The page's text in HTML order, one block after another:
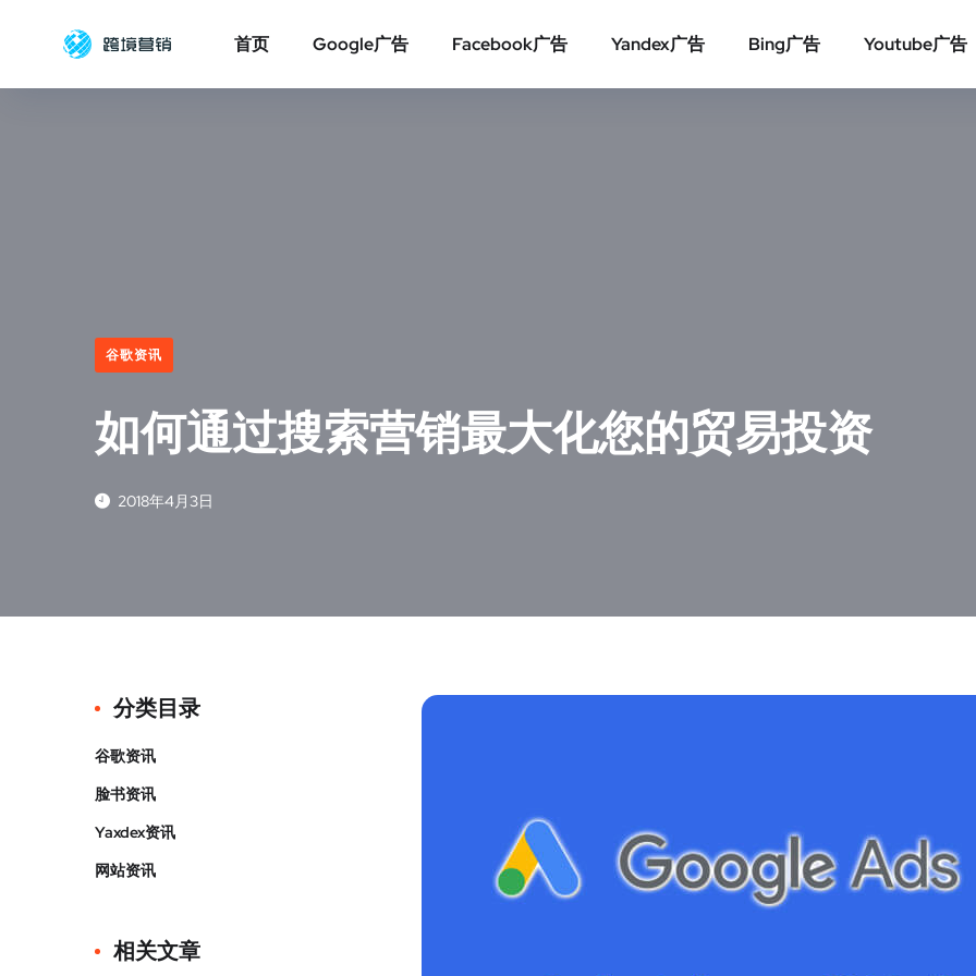
首页 Google广告 Facebook广告 Yandex广告 Bing广告 Youtube广告
谷歌资讯
如何通过搜索营销最大化您的贸易投资
2018年4月3日
分类目录
谷歌资讯
脸书资讯
Yaxdex资讯
网站资讯
相关文章